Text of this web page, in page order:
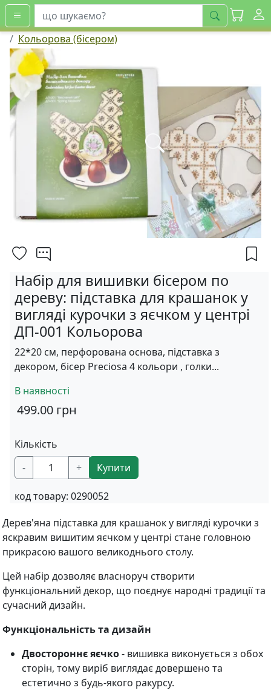
шукати
Кольорова (бісером)
Набір для вишивки бісером по
дереву: підставка для крашанок у
вигляді курочки з яєчком у центрі
ДП-001 Кольорова
22*20 см, перфорована основа, підставка з
декором, бісер Preciosa 4 кольори , голки...
В наявності
499.00 грн
Кількість
-
+ Купити
код товару: 0290052
Дерев'яна підставка для крашанок у вигляді курочки з
яскравим вишитим яєчком у центрі стане головною
прикрасою вашого великоднього столу.
Цей набір дозволяє власноруч створити
функціональний декор, що поєднує народні традиції та
сучасний дизайн.
Функціональність та дизайн
Двостороннє яєчко- вишивка виконується з обох
сторін, тому виріб виглядає довершено та
естетично з будь-якого ракурсу.